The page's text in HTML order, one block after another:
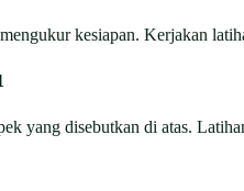
kesiapan. Kerjakan
yang disebutkan di atas.